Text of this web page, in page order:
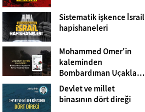
Sistematik işkence İsrail
hapishaneleri
Mohammed Omer'in
kaleminden
Bombardıman Uçakları
ve Tanklar Arasında
Gazze
Devlet ve millet
binasının dört direği